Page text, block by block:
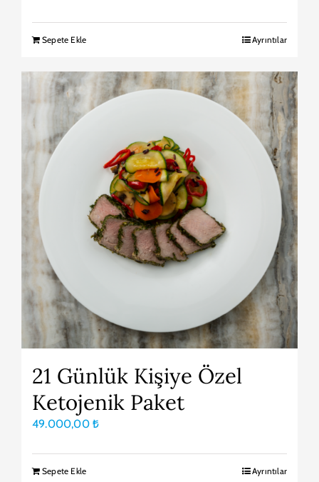
Sepete Ekle Ayrıntılar
21 Günlük Kişiye Özel
Ketojenik Paket
49.000,00 ₺
Sepete Ekle Ayrıntılar